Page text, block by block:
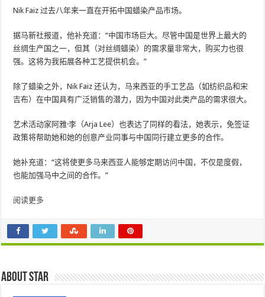
Nik Faiz 过去八年来一直在开拓中国蜡染产品市场。
据马新社报道，他补充道：“中国市场巨大。尽管中国是世界上最大的
丝绸生产国之一，但其（对丝绸蜡染）的需求量非常大，购买力也很
强。这将为我拓展各种工艺提供机会。”
除了蜡染之外，Nik Faiz 还认为，马来西亚的手工艺品（如纺织品和宋
吉布）在中国具有广泛销售的潜力，因为中国对此类产品的需求很大。
艺术活动家阿雅·李（Arja Lee）也表达了同样的看法，她表示，免签证
政策将帮助她和她的创意产业同事与中国同行建立更多的合作。
她补充道：“这将使更多马来西亚人能够定期访问中国，不仅是度假，
也能加强马中之间的合作。”
阅读更多
About star